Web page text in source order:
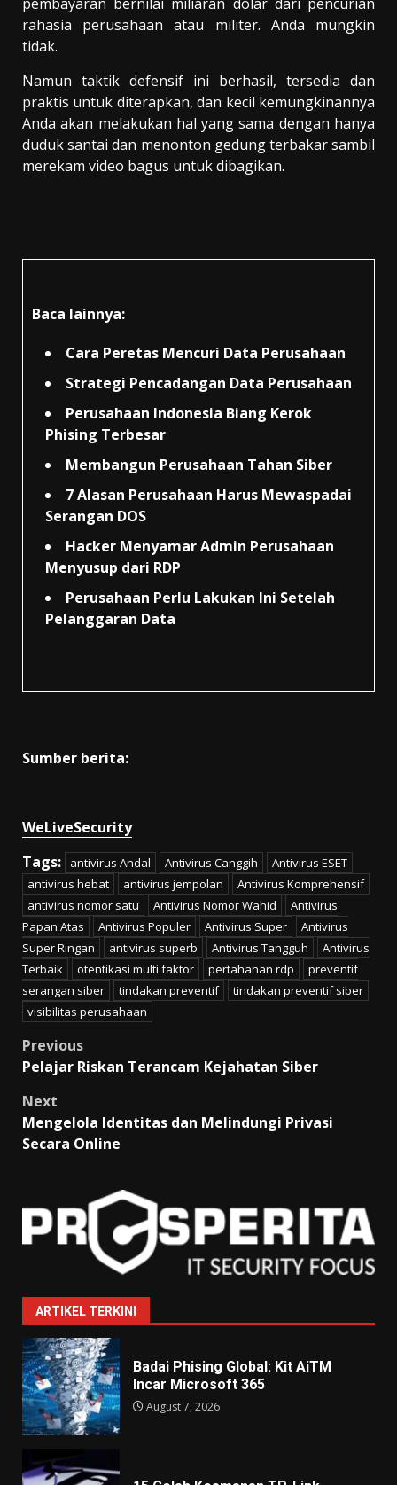
rahasia perusahaan atau militer. Anda mungkin
tidak.
Namun taktik defensif ini berhasil, tersedia dan
praktis untuk diterapkan, dan kecil kemungkinannya
Anda akan melakukan hal yang sama dengan hanya
duduk santai dan menonton gedung terbakar sambil
merekam video bagus untuk dibagikan.
Baca lainnya:
Cara Peretas Mencuri Data Perusahaan
Strategi Pencadangan Data Perusahaan
Perusahaan Indonesia Biang Kerok
Phising Terbesar
Membangun Perusahaan Tahan Siber
7 Alasan Perusahaan Harus Mewaspadai
Serangan DOS
Hacker Menyamar Admin Perusahaan
Menyusup dari RDP
Perusahaan Perlu Lakukan Ini Setelah
Pelanggaran Data
Sumber berita:
WeLiveSecurity
Tags:
antivirus Andal Antivirus Canggih
Antivirus ESET
antivirus hebat
antivirus jempolan
Antivirus Komprehensif
antivirus nomor satu
Antivirus Nomor Wahid
Antivirus
Papan Atas
Antivirus Populer Antivirus Super
Antivirus
Super Ringan
antivirus superb Antivirus Tangguh
Antivirus
Terbaik
otentikasi multi faktor pertahanan rdp
preventif
serangan siber
tindakan preventif
tindakan preventif siber
visibilitas perusahaan
Post
navigation
Previous
Pelajar Riskan Terancam Kejahatan Siber
Next
Mengelola Identitas dan Melindungi Privasi
Secara Online
ARTIKEL TERKINI
Badai Phising Global: Kit AiTM
Incar Microsoft 365
August 7, 2026